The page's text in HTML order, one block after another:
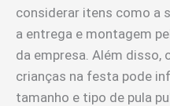
considerar itens como a
a entrega e montagem
da empresa. Além disso,
crianças na festa pode
tamanho e tipo de pula